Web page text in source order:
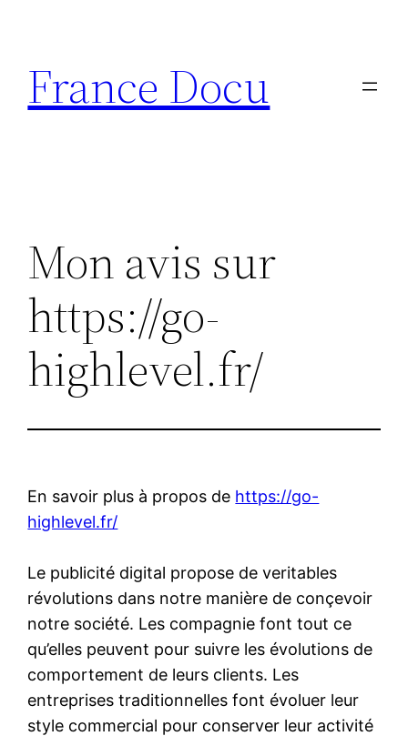
contenu
France Docu
Mon avis sur
https://go-
highlevel.fr/
En savoir plus à propos de https://go-
highlevel.fr/
Le publicité digital propose de veritables
révolutions dans notre manière de conçevoir
notre société. Les compagnie font tout ce
qu’elles peuvent pour suivre les évolutions de
comportement de leurs clients. Les
entreprises traditionnelles font évoluer leur
style commercial pour conserver leur activité